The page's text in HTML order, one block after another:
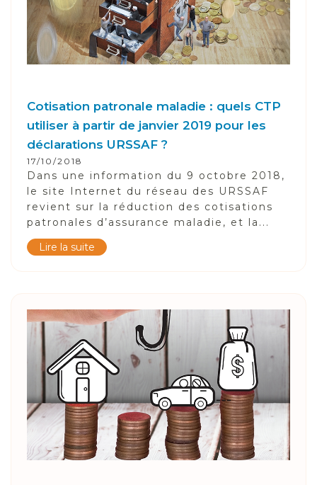
Cotisation patronale maladie : quels CTP
utiliser à partir de janvier 2019 pour les
déclarations URSSAF ?
17/10/2018
Dans une information du 9 octobre 2018,
le site Internet du réseau des URSSAF
revient sur la réduction des cotisations
patronales d’assurance maladie, et la...
Lire la suite